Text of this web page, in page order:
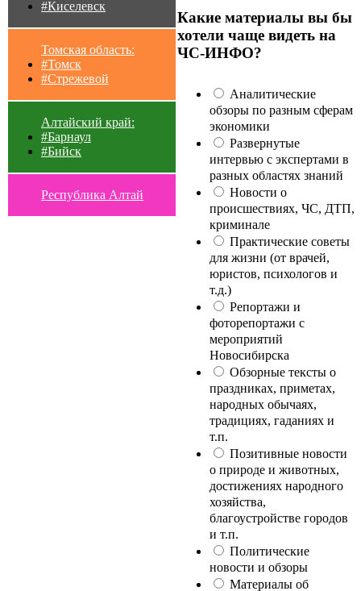
#Киселевск
Томская область:
#Томск
#Стрежевой
Алтайский край:
#Барнаул
#Бийск
Республика Алтай
Какие материалы вы бы
хотели чаще видеть на
ЧС-ИНФО?
Аналитические
обзоры по разным сферам
экономики
Развернутые
интервью с экспертами в
разных областях знаний
Новости о
происшествиях, ЧС, ДТП,
криминале
Практические советы
для жизни (от врачей,
юристов, психологов и
т.д.)
Репортажи и
фоторепортажи с
мероприятий
Новосибирска
Обзорные тексты о
праздниках, приметах,
народных обычаях,
традициях, гаданиях и
т.п.
Позитивные новости
о природе и животных,
достижениях народного
хозяйства,
благоустройстве городов
и т.п.
Политические
новости и обзоры
Материалы об